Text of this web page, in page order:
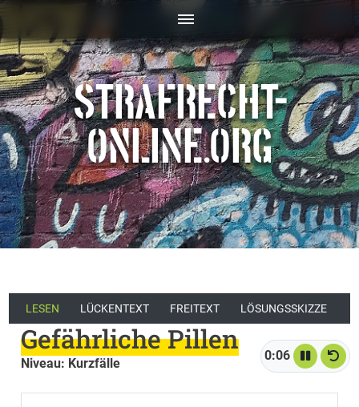
STRAFRECHT-
ONLINE.ORG
LESEN LÜCKENTEXT FREITEXT LÖSUNGSSKIZZE
0:06
Gefährliche Pillen
Niveau: Kurzfälle